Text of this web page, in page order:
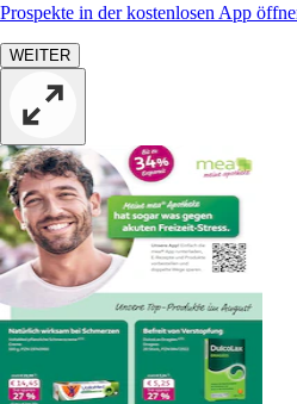
Prospekte in der kostenlosen App
WEITER